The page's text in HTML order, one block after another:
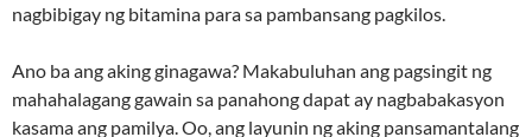
nagbibigay ng bitamina para sa pambansang pagkilos.
Ano ba ang aking ginagawa? Makabuluhan ang pagsingit ng
mahahalagang gawain sa panahong dapat ay nagbabakasyon
kasama ang pamilya. Oo, ang layunin ng aking pansamantalang